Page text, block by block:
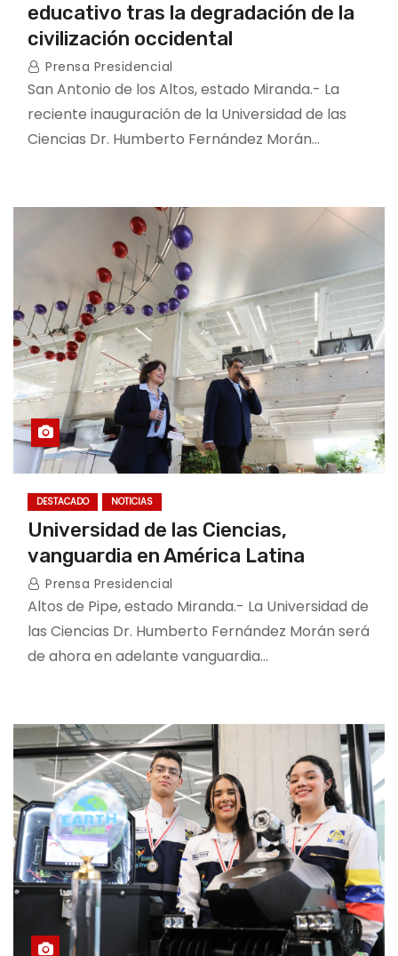
educativo tras la degradación de la
civilización occidental
Prensa Presidencial
San Antonio de los Altos, estado Miranda.- La
reciente inauguración de la Universidad de las
Ciencias Dr. Humberto Fernández Morán…
DESTACADO NOTICIAS
Universidad de las Ciencias,
vanguardia en América Latina
Prensa Presidencial
Altos de Pipe, estado Miranda.- La Universidad de
las Ciencias Dr. Humberto Fernández Morán será
de ahora en adelante vanguardia…